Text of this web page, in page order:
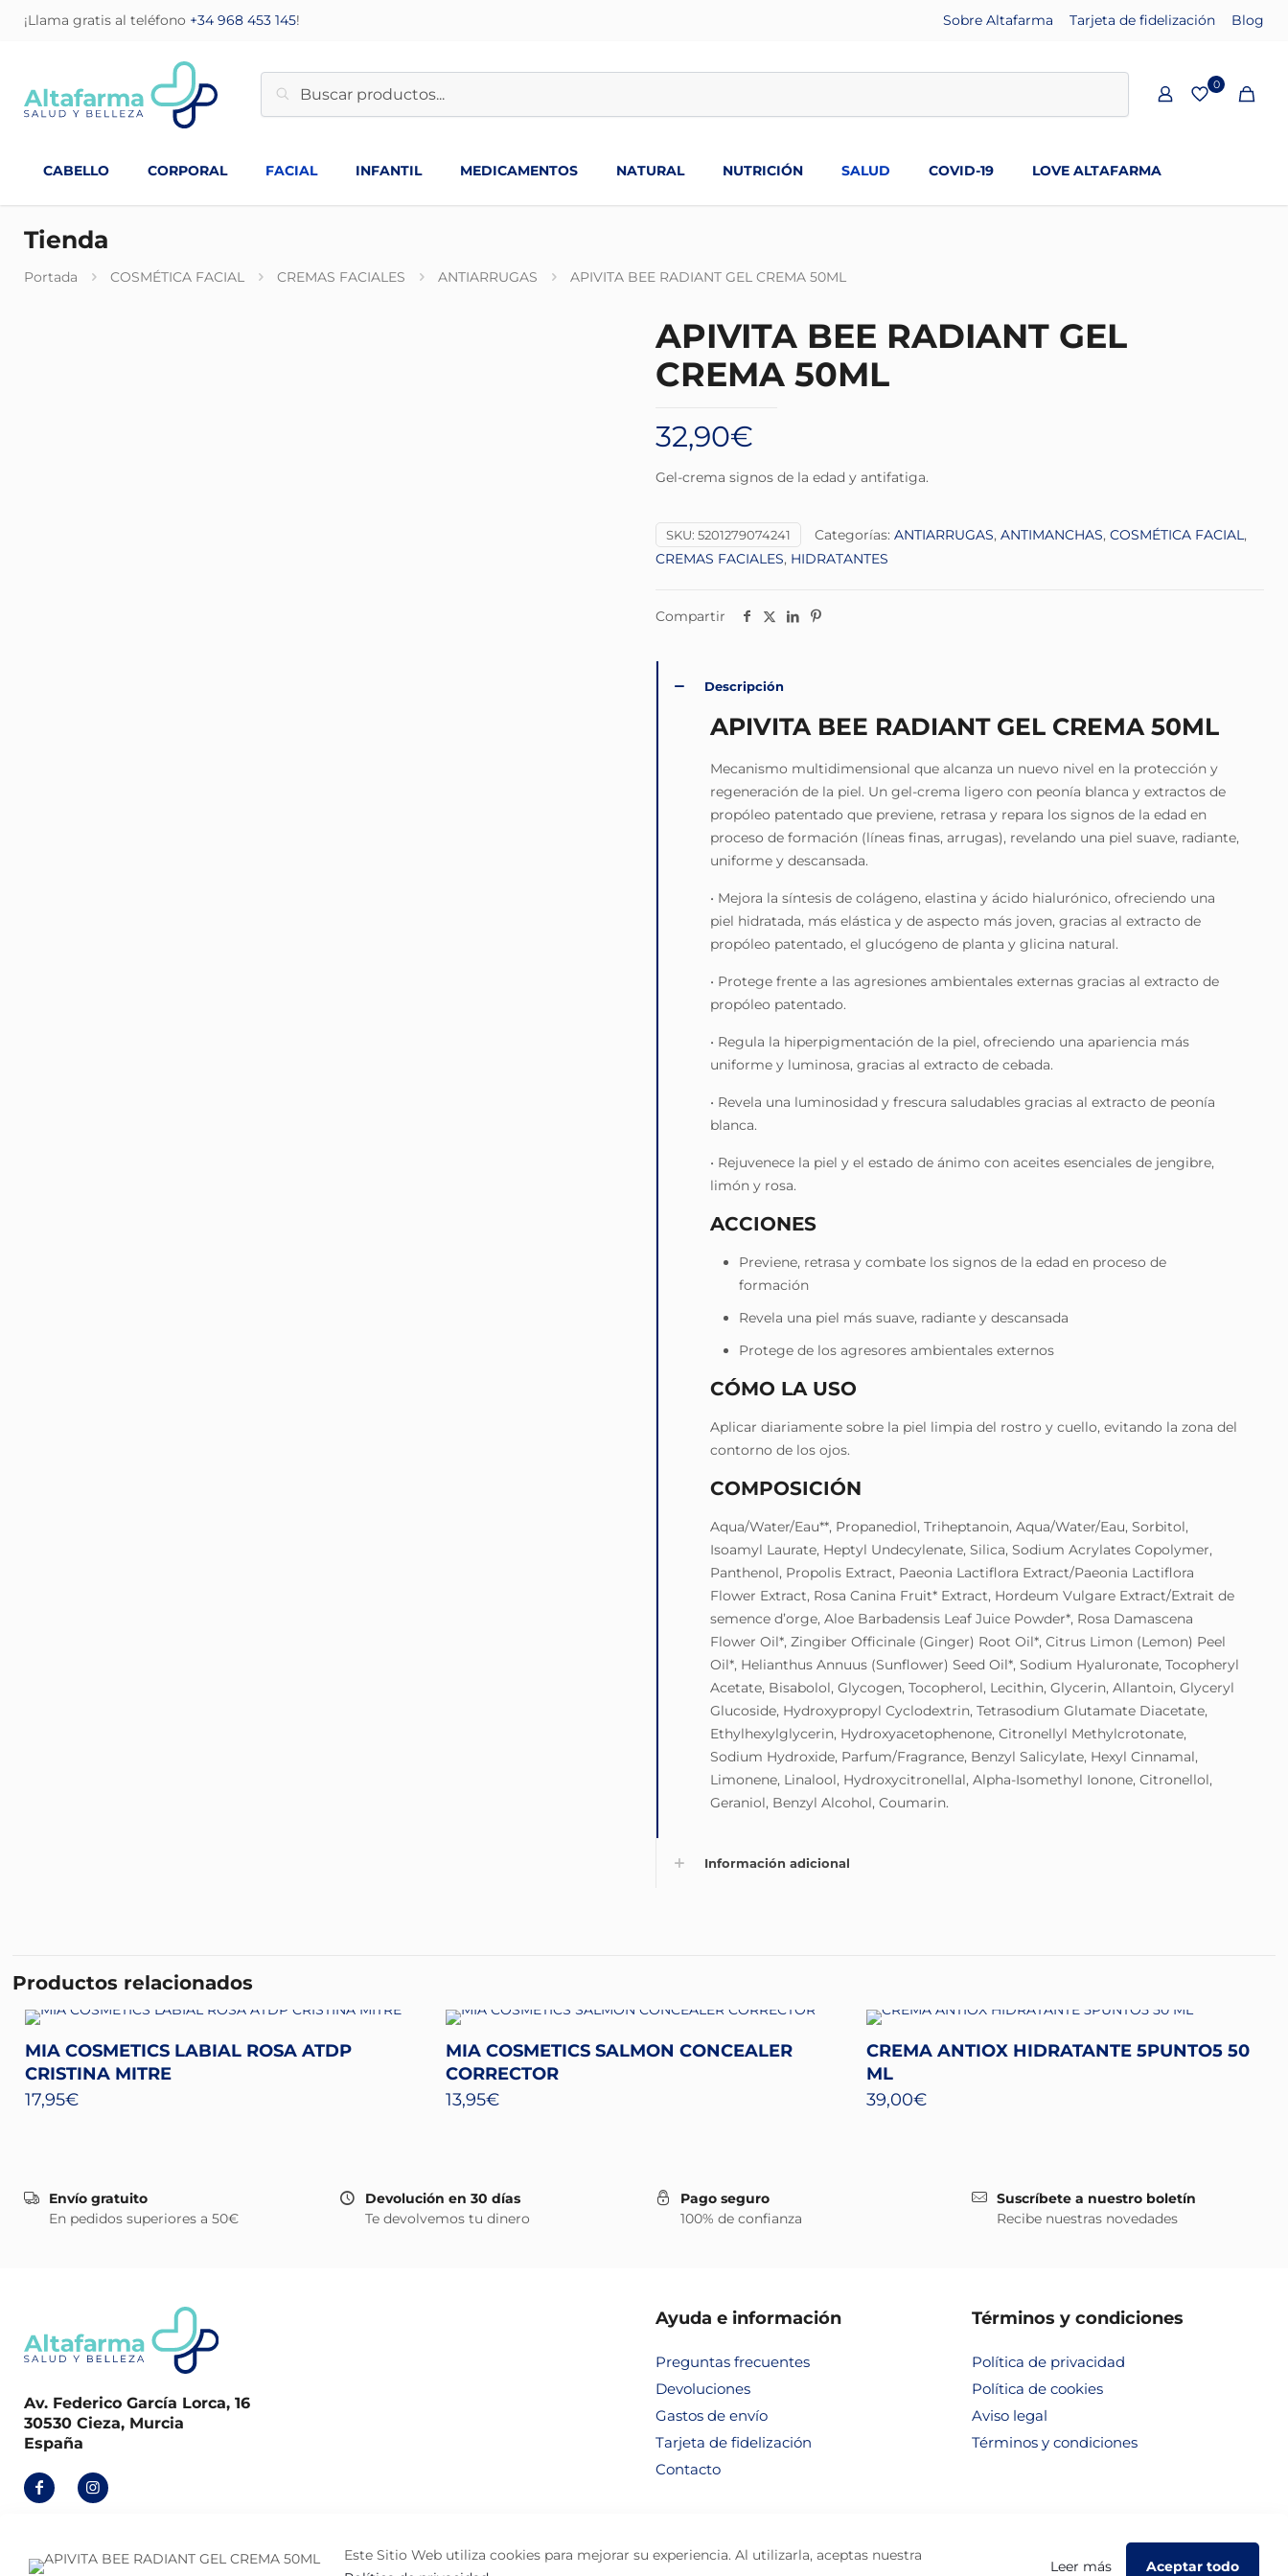
¡Llama gratis al teléfono +34 968 453 145! Sobre Altafarma Tarjeta de fidelización Blog
0
CABELLO CORPORAL FACIAL INFANTIL MEDICAMENTOS NATURAL NUTRICIÓN SALUD COVID-19 LOVE ALTAFARMA
Tienda
Portada COSMÉTICA FACIAL CREMAS FACIALES ANTIARRUGAS APIVITA BEE RADIANT GEL CREMA 50ML
APIVITA BEE RADIANT GEL
CREMA 50ML
32,90€
Gel-crema signos de la edad y antifatiga.
SKU: 5201279074241 Categorías: ANTIARRUGAS, ANTIMANCHAS, COSMÉTICA FACIAL,
CREMAS FACIALES, HIDRATANTES
Compartir
Descripción
APIVITA BEE RADIANT GEL CREMA 50ML
Mecanismo multidimensional que alcanza un nuevo nivel en la protección y
regeneración de la piel. Un gel-crema ligero con peonía blanca y extractos de
propóleo patentado que previene, retrasa y repara los signos de la edad en
proceso de formación (líneas finas, arrugas), revelando una piel suave, radiante,
uniforme y descansada.
• Mejora la síntesis de colágeno, elastina y ácido hialurónico, ofreciendo una
piel hidratada, más elástica y de aspecto más joven, gracias al extracto de
propóleo patentado, el glucógeno de planta y glicina natural.
• Protege frente a las agresiones ambientales externas gracias al extracto de
propóleo patentado.
• Regula la hiperpigmentación de la piel, ofreciendo una apariencia más
uniforme y luminosa, gracias al extracto de cebada.
• Revela una luminosidad y frescura saludables gracias al extracto de peonía
blanca.
• Rejuvenece la piel y el estado de ánimo con aceites esenciales de jengibre,
limón y rosa.
ACCIONES
Previene, retrasa y combate los signos de la edad en proceso de
formación
Revela una piel más suave, radiante y descansada
Protege de los agresores ambientales externos
CÓMO LA USO
Aplicar diariamente sobre la piel limpia del rostro y cuello, evitando la zona del
contorno de los ojos.
COMPOSICIÓN
Aqua/Water/Eau**, Propanediol, Triheptanoin, Aqua/Water/Eau, Sorbitol,
Isoamyl Laurate, Heptyl Undecylenate, Silica, Sodium Acrylates Copolymer,
Panthenol, Propolis Extract, Paeonia Lactiflora Extract/Paeonia Lactiflora
Flower Extract, Rosa Canina Fruit* Extract, Hordeum Vulgare Extract/Extrait de
semence d’orge, Aloe Barbadensis Leaf Juice Powder*, Rosa Damascena
Flower Oil*, Zingiber Officinale (Ginger) Root Oil*, Citrus Limon (Lemon) Peel
Oil*, Helianthus Annuus (Sunflower) Seed Oil*, Sodium Hyaluronate, Tocopheryl
Acetate, Bisabolol, Glycogen, Tocopherol, Lecithin, Glycerin, Allantoin, Glyceryl
Glucoside, Hydroxypropyl Cyclodextrin, Tetrasodium Glutamate Diacetate,
Ethylhexylglycerin, Hydroxyacetophenone, Citronellyl Methylcrotonate,
Sodium Hydroxide, Parfum/Fragrance, Benzyl Salicylate, Hexyl Cinnamal,
Limonene, Linalool, Hydroxycitronellal, Alpha-Isomethyl Ionone, Citronellol,
Geraniol, Benzyl Alcohol, Coumarin.
Información adicional
Productos relacionados
MIA COSMETICS LABIAL ROSA ATDP
CRISTINA MITRE
17,95€
MIA COSMETICS SALMON CONCEALER
CORRECTOR
13,95€
CREMA ANTIOX HIDRATANTE 5PUNTO5 50
ML
39,00€
Envío gratuito
En pedidos superiores a 50€
Devolución en 30 días
Te devolvemos tu dinero
Pago seguro
100% de confianza
Suscríbete a nuestro boletín
Recibe nuestras novedades
Av. Federico García Lorca, 16
30530 Cieza, Murcia
España
Ayuda e información
Preguntas frecuentes
Devoluciones
Gastos de envío
Tarjeta de fidelización
Contacto
Términos y condiciones
Política de privacidad
Política de cookies
Aviso legal
Términos y condiciones
Este Sitio Web utiliza cookies para mejorar su experiencia. Al utilizarla, aceptas nuestra
Leer más Aceptar todo